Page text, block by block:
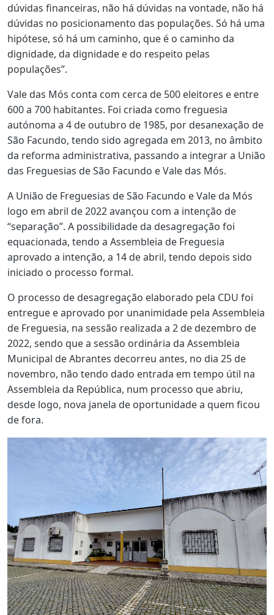
dúvidas financeiras, não há dúvidas na vontade, não há
dúvidas no posicionamento das populações. Só há uma
hipótese, só há um caminho, que é o caminho da
dignidade, da dignidade e do respeito pelas
populações”.
Vale das Mós conta com cerca de 500 eleitores e entre
600 a 700 habitantes. Foi criada como freguesia
autónoma a 4 de outubro de 1985, por desanexação de
São Facundo, tendo sido agregada em 2013, no âmbito
da reforma administrativa, passando a integrar a União
das Freguesias de São Facundo e Vale das Mós.
A União de Freguesias de São Facundo e Vale da Mós
logo em abril de 2022 avançou com a intenção de
“separação”. A possibilidade da desagregação foi
equacionada, tendo a Assembleia de Freguesia
aprovado a intenção, a 14 de abril, tendo depois sido
iniciado o processo formal.
O processo de desagregação elaborado pela CDU foi
entregue e aprovado por unanimidade pela Assembleia
de Freguesia, na sessão realizada a 2 de dezembro de
2022, sendo que a sessão ordinária da Assembleia
Municipal de Abrantes decorreu antes, no dia 25 de
novembro, não tendo dado entrada em tempo útil na
Assembleia da República, num processo que abriu,
desde logo, nova janela de oportunidade a quem ficou
de fora.